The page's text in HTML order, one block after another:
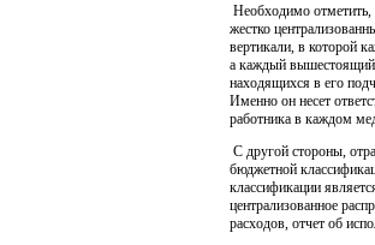
Необходимо отметить,
жестко
вертикали, в которой
а каждый вышестоящий
находящихся в его
Именно он несет
работника в каждом
С другой стороны,
бюджетной
классификации
централизованное
расходов, отчет об